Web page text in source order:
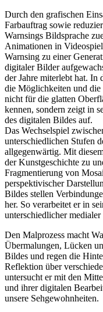
Durch den grafischen
Farbauftrag sowie
Warnsings Bildsprache
Animationen in
Warnsing zu einer
digitaler Bilder
der Jahre miterlebt hat. In
die Möglichkeiten und die
nicht für die glatten
kennen, sondern zeigt in
des digitalen Bildes auf.
Das Wechselspiel
unterschiedlichen Stufen
allgegenwärtig. Mit
der Kunstgeschichte zu
Fragmentierung von
perspektivischer
Bildes stellen
her. So verarbeitet er in
unterschiedlicher
Den Malprozess macht
Übermalungen, Lücken
Bildes und regen die
Reflektion über
untersucht er mit den
und ihrer digitalen
unsere Sehgewohnheiten.